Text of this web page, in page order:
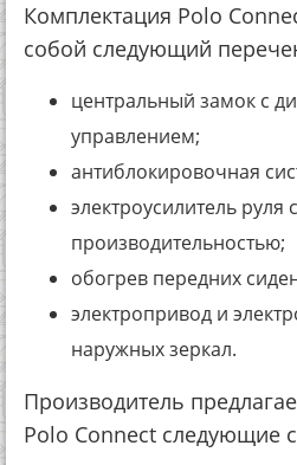
Комплектация Polo
собой следующий
центральный замок с
управлением;
антиблокировочная
электроусилитель
производительностью;
обогрев передних
электропривод и
наружных зеркал.
Производитель
Polo Connect следующие